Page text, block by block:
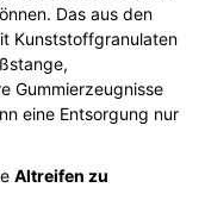
Das aus den
Kunststoffgranulaten
Gummierzeugnisse
eine Entsorgung nur
Altreifen zu